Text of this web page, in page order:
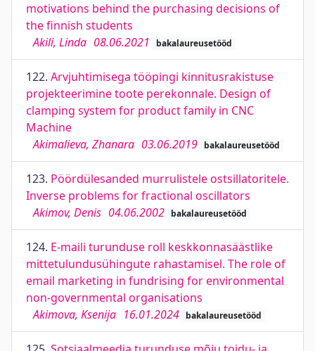
motivations behind the purchasing decisions of
the finnish students
Akili, Linda 08.06.2021 bakalaureusetööd
122. Arvjuhtimisega tööpingi kinnitusrakistuse
projekteerimine toote perekonnale. Design of
clamping system for product family in CNC
Machine
Akimalieva, Zhanara 03.06.2019 bakalaureusetööd
123. Pöördülesanded murrulistele ostsillatoritele.
Inverse problems for fractional oscillators
Akimov, Denis 04.06.2002 bakalaureusetööd
124. E-maili turunduse roll keskkonnasäästlike
mittetulundusühingute rahastamisel. The role of
email marketing in fundrising for environmental
non-governmental organisations
Akimova, Ksenija 16.01.2024 bakalaureusetööd